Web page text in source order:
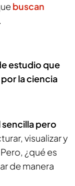
buscan
estudio que
la ciencia
pero
visualizar y
¿qué es
de manera